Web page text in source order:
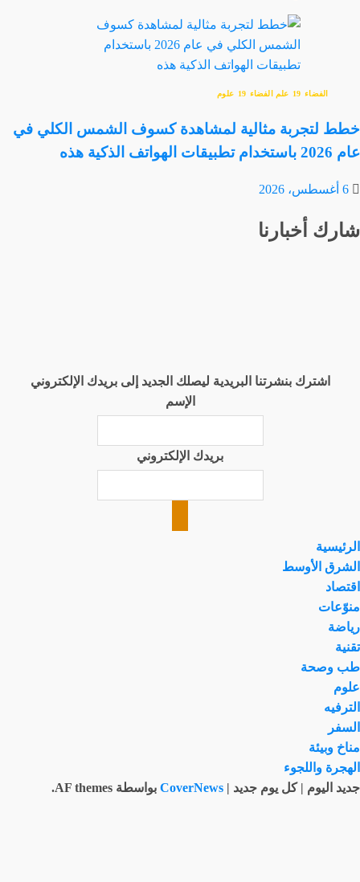
الفضاء علم الفضاء علوم
خطط لتجربة مثالية لمشاهدة كسوف الشمس الكلي في
عام 2026 باستخدام تطبيقات الهواتف الذكية هذه
6 أغسطس، 2026
شارك أخبارنا
اشترك بنشرتنا البريدية ليصلك الجديد إلى بريدك الإلكتروني
الإسم
بريدك الإلكتروني
الرئيسية
الشرق الأوسط
اقتصاد
منوّعات
رياضة
تقنية
طب وصحة
علوم
الترفيه
السفر
مناخ وبيئة
الهجرة واللجوء
جديد اليوم | كل يوم جديد |
CoverNews بواسطة AF themes.